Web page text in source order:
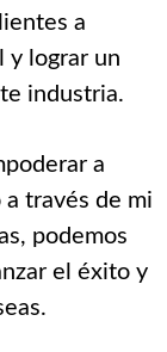
a
y lograr un
industria.
a
través de mi
podemos
el éxito y